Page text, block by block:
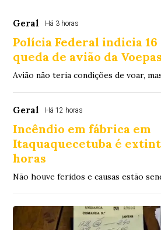
Geral Há 3 horas
Polícia Federal indicia 16
queda de avião da
Avião não teria condições de voar,
Geral Há 12 horas
Incêndio em fábrica em
Itaquaquecetuba é
horas
Não houve feridos e causas estão